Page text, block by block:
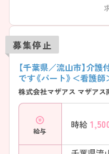
募集停止
【千葉県／流山市】介
です《パート》＜看護師
株式会社マザアス マザアス
給与
時給